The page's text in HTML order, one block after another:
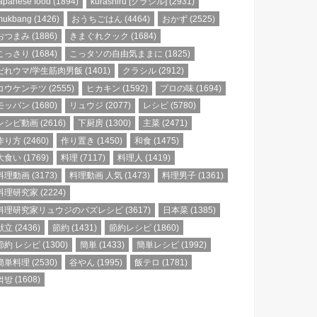
(1426) おうちごはん (4464) おかず (2525)
つまみ (1886) きまぐれクック (1684)
っさり (1684) こっタソの自由気ままに (1825)
れウマ/学生筋肉男飯 (1401) クラシル (2912)
ウケンテツ (2555) ヒカキン (1592) プロの味 (1694)
ッパン (1680) リュウジ (2077) レシピ (5780)
シピ動画 (2616) 下厨房 (1300) 主菜 (2471)
り方 (2460) 作り置き (1450) 和食 (1475)
食い (1769) 料理 (7117) 料理人 (1419)
理動画 (3173) 料理動画 人気 (1473) 料理男子 (1361)
理研究家 (2224)
理研究家リュウジのバズレシピ (3617) 日本菜 (1385)
立 (2436) 節約 (1431) 節約レシピ (1860)
約 レシピ (1300) 簡単 (1433) 簡単レシピ (1992)
単料理 (2530) 谷やん (1995) 飯テロ (1781)
방 (1608)